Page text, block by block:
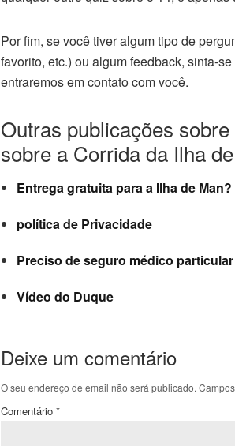
Por fim, se você tiver algum tipo de
favorito, etc.) ou algum feedback, sinta-
entraremos em contato com você.
Outras publicações
sobre a Corrida da Ilha
Entrega gratuita para a Ilha de Man?
política de Privacidade
Preciso de seguro médico
Vídeo do Duque
Deixe um comentário
O seu endereço de email não será publicado.
Comentário *